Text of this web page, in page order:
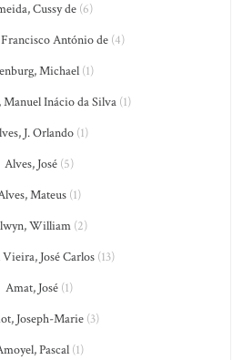
Cussy de (6)
António de (4)
Michael (1)
Manuel Inácio da Silva(1)
J. Orlando(1)
Alves, José (5)
Mateus (1)
William(2)
José Carlos (13)
Amat, José (1)
Joseph-Marie (3)
Pascal(1)